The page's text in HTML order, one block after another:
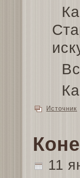
Источник
11